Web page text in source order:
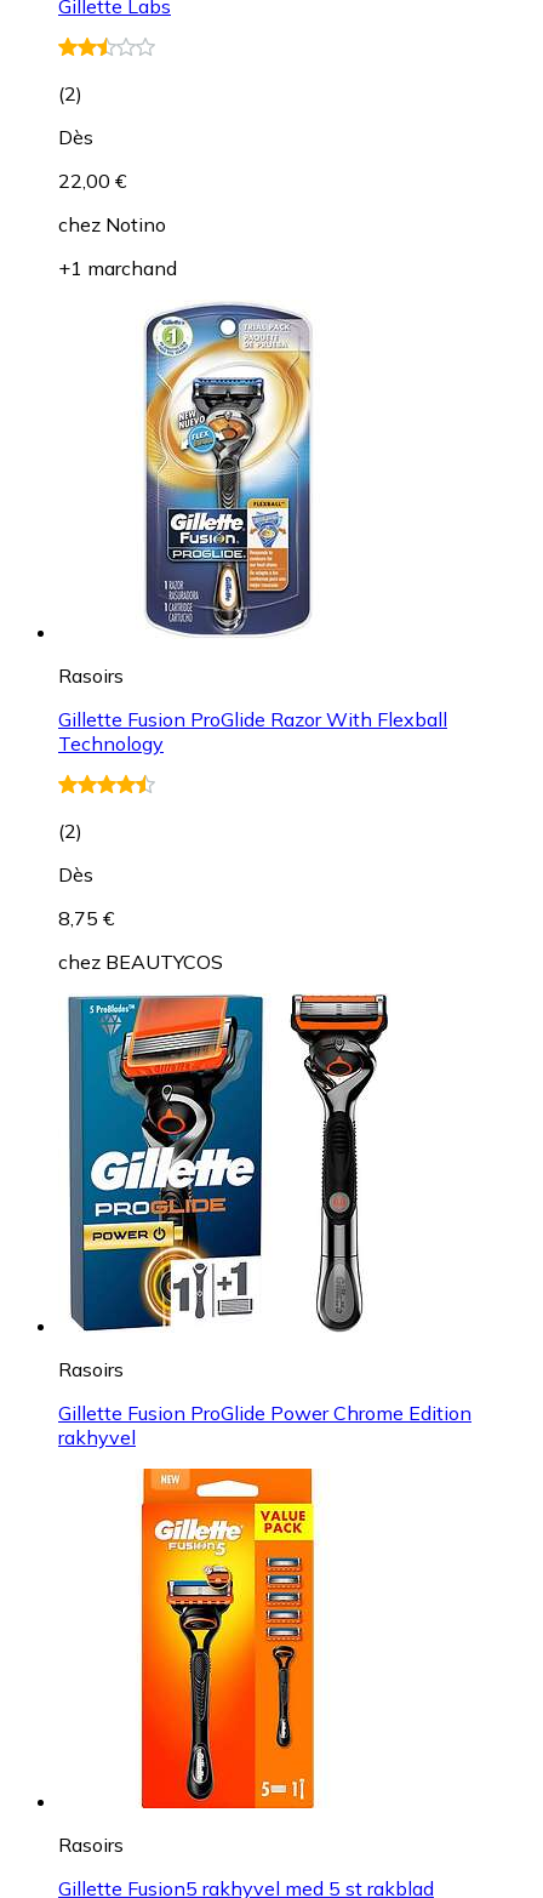
Gillette Labs
(2)
Dès
22,00 €
chez Notino
+1 marchand
Rasoirs
Gillette Fusion ProGlide Razor With Flexball
Technology
(2)
Dès
8,75 €
chez BEAUTYCOS
Rasoirs
Gillette Fusion ProGlide Power Chrome Edition
rakhyvel
Rasoirs
Gillette Fusion5 rakhyvel med 5 st rakblad